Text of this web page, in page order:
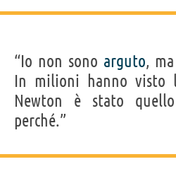
“Io non sono arguto,
In milioni hanno visto
Newton è stato
perché.”